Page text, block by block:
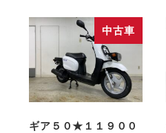
中古車
ギア５０★１１９００